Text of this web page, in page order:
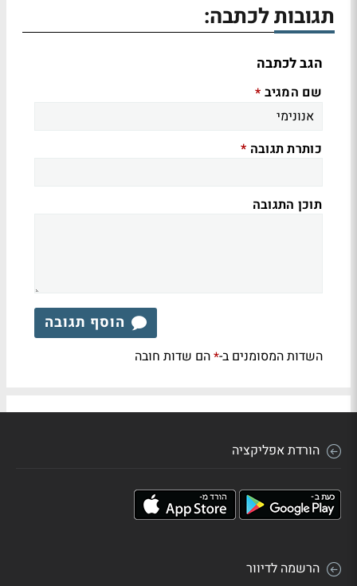
תגובות לכתבה:
הגב לכתבה
שם המגיב *
כותרת תגובה *
תוכן התגובה
הוסף תגובה
השדות המסומנים ב-*הם שדות חובה
הורדת אפליקציה
הרשמה לדיוור